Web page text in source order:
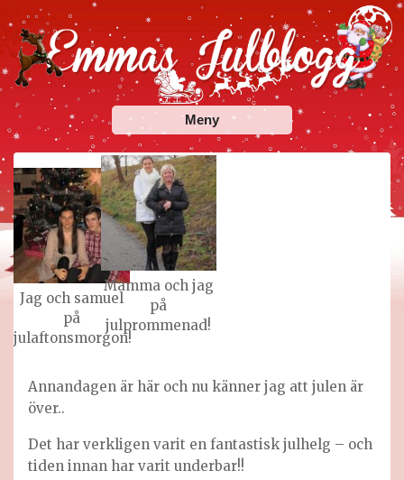
Skip
to
content
Emmas Julblogg
Julbloggar om julnyheter, julklappstips, julkalendrar,
adventskalendrar , julpyssel och julrecept!
Meny
Jag och samuel
på
julaftonsmorgon!
Mamma och jag
på
julprommenad!
Annandagen är här och nu känner jag att julen är
över..
Det har verkligen varit en fantastisk julhelg – och
tiden innan har varit underbar!!